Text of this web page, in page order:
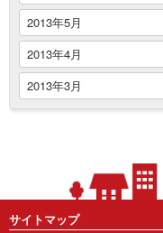
2013年5月
2013年4月
2013年3月
サイトマップ